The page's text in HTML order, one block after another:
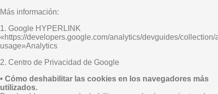
Más información:
1. Google HYPERLINK
«https://developers.google.com/analytics/devguides/
usage»Analytics
2. Centro de Privacidad de Google
• Cómo deshabilitar las cookies en los navegadores más
utilizados.